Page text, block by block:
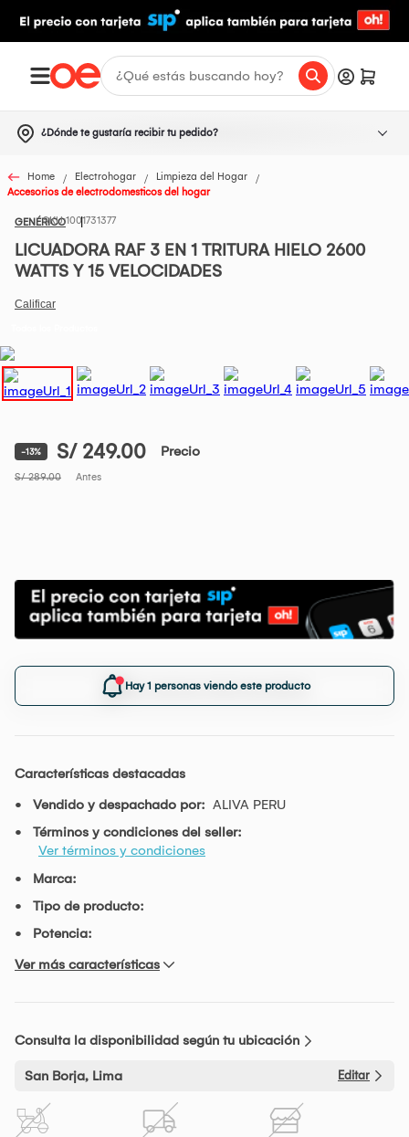
¿Dónde te gustaría recibir tu pedido?
Home Electrohogar
Limpieza del Hogar
Accesorios de electrodomesticos del hogar
GENÉRICO1001731377
LICUADORA RAF 3 EN 1 TRITURA HIELO 2600
WATTS Y 15 VELOCIDADES
-13% S/ 249.00 Precio
S/ 289.00 Antes
Hay 1 personas viendo este producto
Características destacadas
Vendido y despachado por: ALIVA PERU
Términos y condiciones del seller:
Ver términos y condiciones
Marca:
Tipo de producto:
Potencia:
Ver más características
Consulta la disponibilidad según tu ubicación
San Borja, Lima Editar